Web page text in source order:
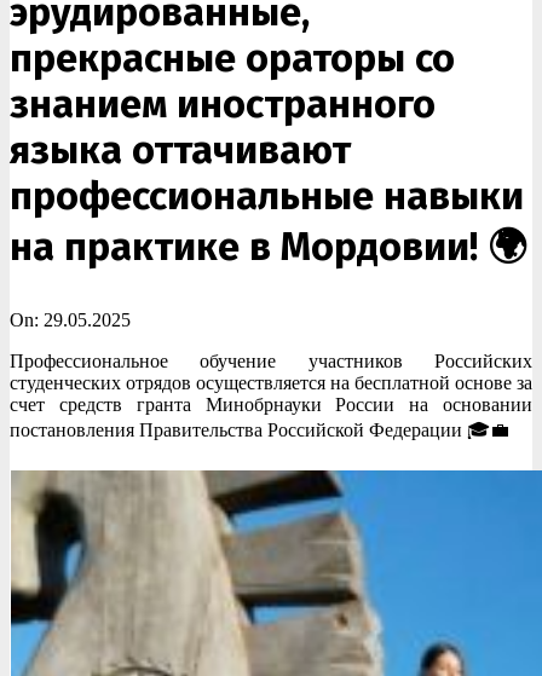
эрудированные,
прекрасные ораторы со
знанием иностранного
языка оттачивают
профессиональные навыки
на практике в Мордовии! 🌍
On: 29.05.2025
Профессиональное обучение участников Российских
студенческих отрядов осуществляется на бесплатной основе за
счет средств гранта Минобрнауки России на основании
постановления Правительства Российской Федерации 🎓💼